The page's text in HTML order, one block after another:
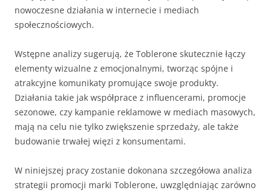
nowoczesne działania w internecie i mediach
społecznościowych.
Wstępne analizy sugerują, że Toblerone skutecznie łączy
elementy wizualne z emocjonalnymi, tworząc spójne i
atrakcyjne komunikaty promujące swoje produkty.
Działania takie jak współprace z influencerami, promocje
sezonowe, czy kampanie reklamowe w mediach masowych,
mają na celu nie tylko zwiększenie sprzedaży, ale także
budowanie trwałej więzi z konsumentami.
W niniejszej pracy zostanie dokonana szczegółowa analiza
strategii promocji marki Toblerone, uwzględniając zarówno